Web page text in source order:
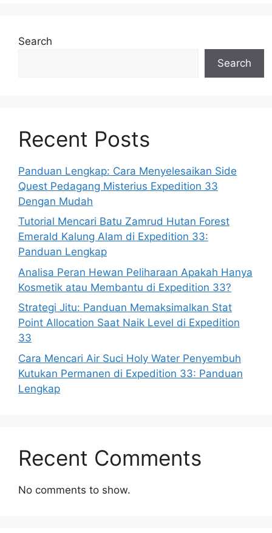
Search
Search
Recent Posts
Panduan Lengkap: Cara Menyelesaikan Side
Quest Pedagang Misterius Expedition 33
Dengan Mudah
Tutorial Mencari Batu Zamrud Hutan Forest
Emerald Kalung Alam di Expedition 33:
Panduan Lengkap
Analisa Peran Hewan Peliharaan Apakah Hanya
Kosmetik atau Membantu di Expedition 33?
Strategi Jitu: Panduan Memaksimalkan Stat
Point Allocation Saat Naik Level di Expedition
33
Cara Mencari Air Suci Holy Water Penyembuh
Kutukan Permanen di Expedition 33: Panduan
Lengkap
Recent Comments
No comments to show.